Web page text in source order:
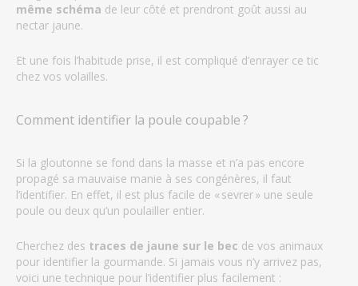
même schéma de leur côté et prendront goût aussi au
nectar jaune.
Et une fois l’habitude prise, il est compliqué d’enrayer ce tic
chez vos volailles.
Comment identifier la poule coupable ?
Si la gloutonne se fond dans la masse et n’a pas encore
propagé sa mauvaise manie à ses congénères, il faut
l’identifier. En effet, il est plus facile de « sevrer » une seule
poule ou deux qu’un poulailler entier.
Cherchez des traces de jaune sur le bec de vos animaux
pour identifier la gourmande. Si jamais vous n’y arrivez pas,
voici une technique pour l’identifier plus facilement :